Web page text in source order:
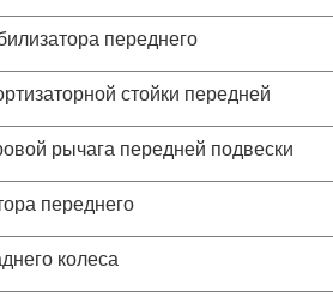
переднего
стойки передней
рычага передней подвески
переднего
колеса